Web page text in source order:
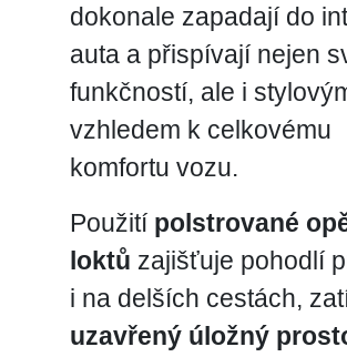
dokonale zapadají do
auta a přispívají nejen
funkčností, ale i
vzhledem k celkovému
komfortu vozu.
Použití polstrované
loktů zajišťuje pohodlí
i na delších cestách,
uzavřený úložný